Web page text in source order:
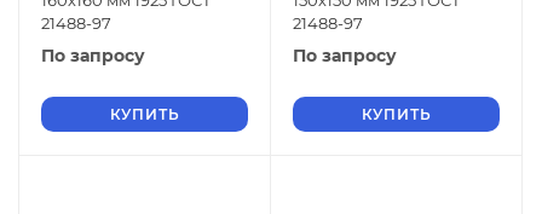
21488-97
По запросу
КУПИТЬ
21488-97
По запросу
КУПИТЬ